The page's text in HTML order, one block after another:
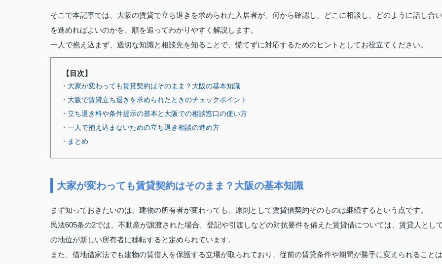
そこで本記事では、大阪の賃貸で立ち退きを求められた入居者が、何から確認し、どこに相談し、どのように話し合い
を進めればよいのかを、順を追ってわかりやすく解説します。
一人で抱え込まず、適切な知識と相談先を知ることで、慌てずに対応するためのヒントとしてお役立てください。
【目次】
・大家が変わっても賃貸契約はそのまま？大阪の基本知識
・大阪で賃貸立ち退きを求められたときのチェックポイント
・立ち退き料や条件提示の基本と大阪での相談窓口の使い方
・一人で抱え込まないための立ち退き相談の進め方
・まとめ
大家が変わっても賃貸契約はそのまま？大阪の基本知識
まず知っておきたいのは、建物の所有者が変わっても、原則として賃貸借契約そのものは継続するという点です。
民法605条の2では、不動産が譲渡された場合、登記や引渡しなどの対抗要件を備えた賃貸借については、賃貸人とし
の地位が新しい所有者に移転すると定められています。
また、借地借家法でも建物の賃借人を保護する立場が取られており、従前の賃貸条件や期間が勝手に変えられることは